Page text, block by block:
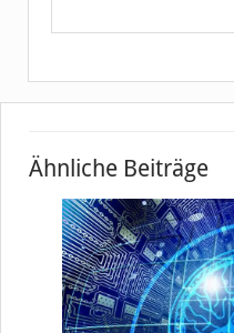
Ähnliche Beiträge